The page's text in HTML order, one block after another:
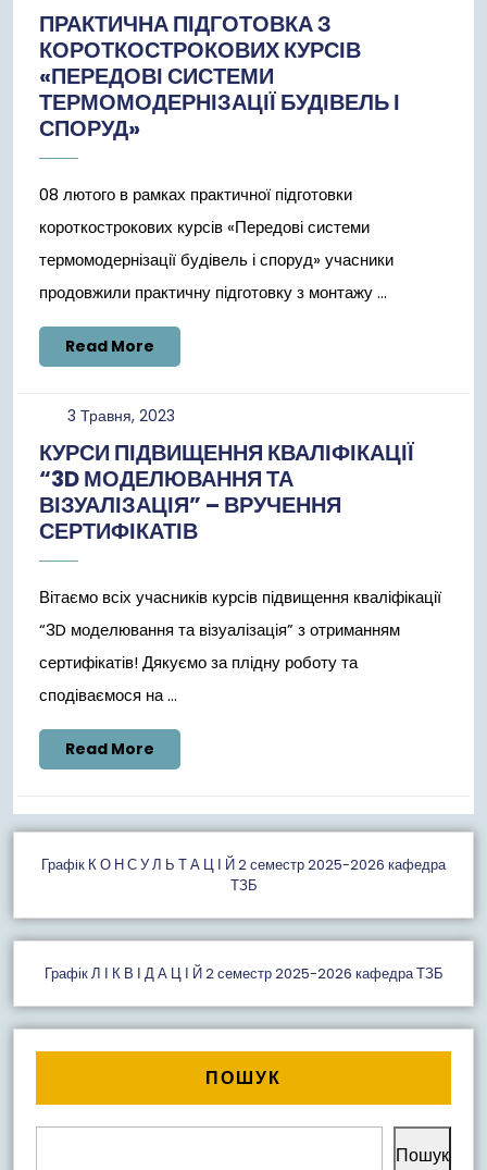
2024
ПРАКТИЧНА ПІДГОТОВКА З
КОРОТКОСТРОКОВИХ КУРСІВ
«ПЕРЕДОВІ СИСТЕМИ
ТЕРМОМОДЕРНІЗАЦІЇ БУДІВЕЛЬ І
СПОРУД»
08 лютого в рамках практичної підготовки
короткострокових курсів «Передові системи
термомодернізації будівель і споруд» учасники
продовжили практичну підготовку з монтажу ...
Read More
More
3 Травня, 20233
2023
КУРСИ ПІДВИЩЕННЯ КВАЛІФІКАЦІЇ
“3D МОДЕЛЮВАННЯ ТА
ВІЗУАЛІЗАЦІЯ” – ВРУЧЕННЯ
СЕРТИФІКАТІВ
Вітаємо всіх учасників курсів підвищення кваліфікації
“3D моделювання та візуалізація” з отриманням
сертифікатів! Дякуємо за плідну роботу та
сподіваємося на ...
Read More
More
Графiк К О Н С У Л Ь Т А Ц І Й 2 семестр 2025-2026 кафедра
ТЗБ
Графік Л І К В І Д А Ц І Й 2 семестр 2025-2026 кафедра ТЗБ
ПОШУК
Пошук